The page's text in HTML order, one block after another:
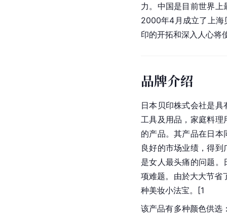
力。中国是目前世界
2000年4月成立了上海
印的开拓和深入人心将
品牌介绍
日本贝印株式会社是
工具及用品，家庭料
的产品。其产品在日本
良好的市场业绩，得
是女人最头痛的问题
项难题。由於大大节省
种美妆小法宝。[1
该产品有多种颜色供